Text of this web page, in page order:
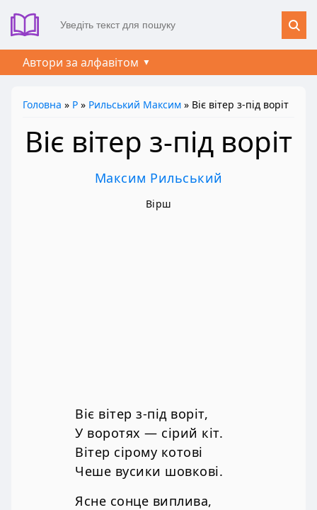
Автори за алфавітом
Головна » Р » Рильський Максим » Віє вітер з-під воріт
Віє вітер з-під воріт
Максим Рильський
Вірш
Віє вітер з-під воріт,
У воротях — сірий кіт.
Вітер сірому котові
Чеше вусики шовкові.
Ясне сонце виплива,